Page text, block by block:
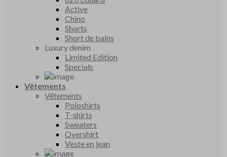
Active
Chino
Shorts
Short de bains
Luxury denim
Limited Edition
Specials
Vêtements
Vêtements
Poloshirts
T-shirts
Sweaters
Overshirt
Veste en jean